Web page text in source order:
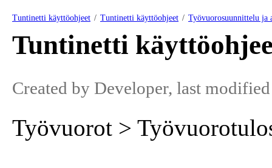
Tuntinetti käyttöohjeet Tuntinetti käyttöohjeet Työvuorosuunnittelu ja
Tuntinetti
Created by Developer, last
Työvuorot >